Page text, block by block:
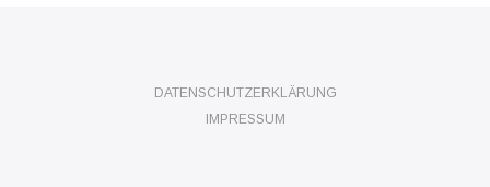
DATENSCHUTZERKLÄRUNG
IMPRESSUM